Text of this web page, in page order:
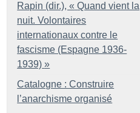
Rapin (dir.), « Quand vient la
nuit. Volontaires
internationaux contre le
fascisme (Espagne 1936-
1939) »
Catalogne : Construire
l’anarchisme organisé